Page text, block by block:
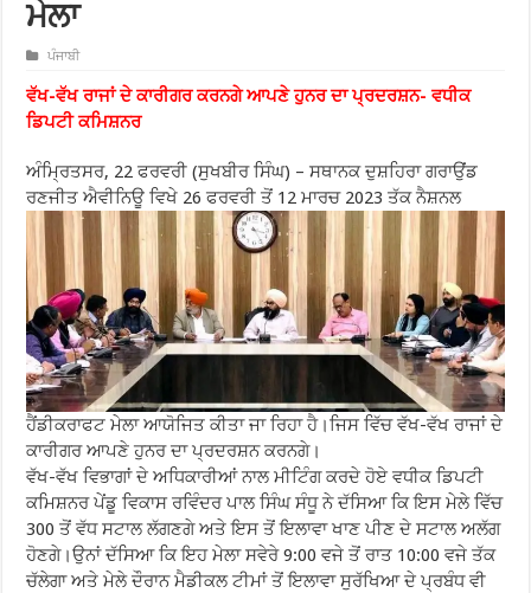
ਮੇਲਾ
ਪੰਜਾਬੀ
ਵੱਖ-ਵੱਖ ਰਾਜਾਂ ਦੇ ਕਾਰੀਗਰ ਕਰਨਗੇ ਆਪਣੇ ਹੁਨਰ ਦਾ ਪ੍ਰਦਰਸ਼ਨ- ਵਧੀਕ
ਡਿਪਟੀ ਕਮਿਸ਼ਨਰ
ਅੰਮ੍ਰਿਤਸਰ, 22 ਫਰਵਰੀ (ਸੁਖਬੀਰ ਸਿੰਘ) – ਸਥਾਨਕ ਦੁਸ਼ਹਿਰਾ ਗਰਾਉਂਡ
ਰਣਜੀਤ ਐਵੀਨਿਊ ਵਿਖੇ 26 ਫਰਵਰੀ ਤੋਂ 12 ਮਾਰਚ 2023 ਤੱਕ ਨੈਸ਼ਨਲ
ਹੈਂਡੀਕਰਾਫਟ ਮੇਲਾ ਆਯੋਜਿਤ ਕੀਤਾ ਜਾ ਰਿਹਾ ਹੈ।ਜਿਸ ਵਿੱਚ ਵੱਖ-ਵੱਖ ਰਾਜਾਂ ਦੇ
ਕਾਰੀਗਰ ਆਪਣੇ ਹੁਨਰ ਦਾ ਪ੍ਰਦਰਸ਼ਨ ਕਰਨਗੇ।
ਵੱਖ-ਵੱਖ ਵਿਭਾਗਾਂ ਦੇ ਅਧਿਕਾਰੀਆਂ ਨਾਲ ਮੀਟਿੰਗ ਕਰਦੇ ਹੋਏ ਵਧੀਕ ਡਿਪਟੀ
ਕਮਿਸ਼ਨਰ ਪੇਂਡੂ ਵਿਕਾਸ ਰਵਿੰਦਰ ਪਾਲ ਸਿੰਘ ਸੰਧੂ ਨੇ ਦੱਸਿਆ ਕਿ ਇਸ ਮੇਲੇ ਵਿੱਚ
300 ਤੋਂ ਵੱਧ ਸਟਾਲ ਲੱਗਣਗੇ ਅਤੇ ਇਸ ਤੋਂ ਇਲਾਵਾ ਖਾਣ ਪੀਣ ਦੇ ਸਟਾਲ ਅਲੱਗ
ਹੋਣਗੇ।ਉਨਾਂ ਦੱਸਿਆ ਕਿ ਇਹ ਮੇਲਾ ਸਵੇਰੇ 9:00 ਵਜੇ ਤੋਂ ਰਾਤ 10:00 ਵਜੇ ਤੱਕ
ਚੱਲੇਗਾ ਅਤੇ ਮੇਲੇ ਦੌਰਾਨ ਮੈਡੀਕਲ ਟੀਮਾਂ ਤੋਂ ਇਲਾਵਾ ਸੁਰੱਖਿਆ ਦੇ ਪ੍ਰਬੰਧ ਵੀ